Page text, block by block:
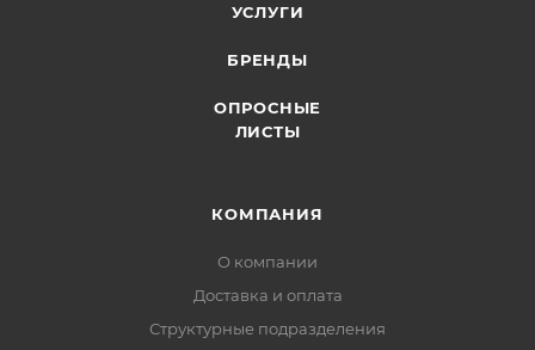
УСЛУГИ
БРЕНДЫ
ОПРОСНЫЕ
ЛИСТЫ
КОМПАНИЯ
О компании
Доставка и оплата
Структурные подразделения